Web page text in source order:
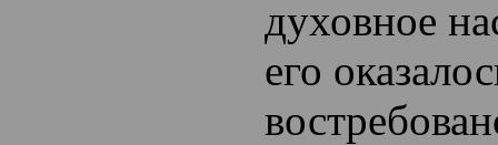
духовное
его